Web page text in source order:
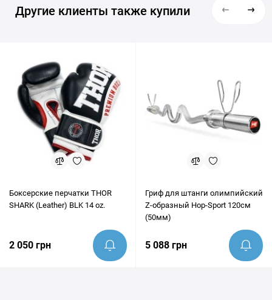
Другие клиенты также купили
Боксерские перчатки THOR
SHARK (Leather) BLK 14 oz.
2 050 грн
Гриф для штанги олимпийский
Z-образный Hop-Sport 120см
(50мм)
5 088 грн